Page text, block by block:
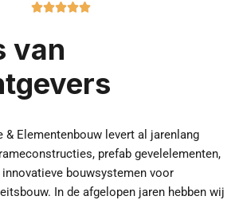

van
& Elementenbouw levert al jarenlang
prefab gevelelementen,
bouwsystemen voor
In de afgelopen jaren hebben wij